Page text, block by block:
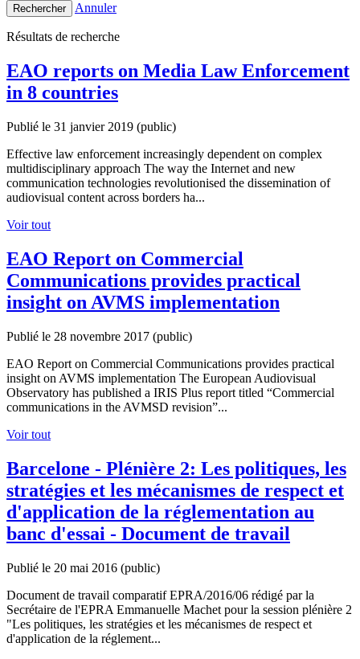
Rechercher Annuler
Résultats de recherche
EAO reports on Media Law Enforcement
in 8 countries
Publié le 31 janvier 2019 (public)
Effective law enforcement increasingly dependent on complex
multidisciplinary approach The way the Internet and new
communication technologies revolutionised the dissemination of
audiovisual content across borders ha...
Voir tout
EAO Report on Commercial
Communications provides practical
insight on AVMS implementation
Publié le 28 novembre 2017 (public)
EAO Report on Commercial Communications provides practical
insight on AVMS implementation The European Audiovisual
Observatory has published a IRIS Plus report titled “Commercial
communications in the AVMSD revision”...
Voir tout
Barcelone - Plénière 2: Les politiques, les
stratégies et les mécanismes de respect et
d'application de la réglementation au
banc d'essai - Document de travail
Publié le 20 mai 2016 (public)
Document de travail comparatif EPRA/2016/06 rédigé par la
Secrétaire de l'EPRA Emmanuelle Machet pour la session plénière 2
"Les politiques, les stratégies et les mécanismes de respect et
d'application de la réglement...